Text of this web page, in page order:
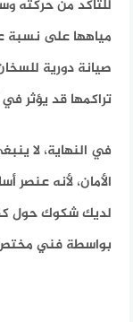
للتأكد من حركته
مياهها على نسبة
صيانة دورية
تراكمها قد يؤثر
في النهاية، لا
الأمان، لأنه
لديك شكوك حول
بواسطة فني مختص